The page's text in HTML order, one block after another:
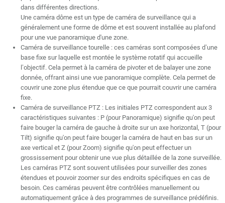
dans différentes directions.
Une caméra dôme est un type de caméra de surveillance qui a
généralement une forme de dôme et est souvent installée au plafond
pour une vue panoramique d'une zone.
Caméra de surveillance tourelle : ces caméras sont composées d’une
base fixe sur laquelle est montée le système rotatif qui accueille
l’objectif. Cela permet à la caméra de pivoter et de balayer une zone
donnée, offrant ainsi une vue panoramique complète. Cela permet de
couvrir une zone plus étendue que ce que pourrait couvrir une caméra
fixe.
Caméra de surveillance PTZ : Les initiales PTZ correspondent aux 3
caractéristiques suivantes : P (pour Panoramique) signifie qu'on peut
faire bouger la caméra de gauche à droite sur un axe horizontal, T (pour
Tilt) signifie qu'on peut faire bouger la caméra de haut en bas sur un
axe vertical et Z (pour Zoom) signifie qu'on peut effectuer un
grossissement pour obtenir une vue plus détaillée de la zone surveillée.
Les caméras PTZ sont souvent utilisées pour surveiller des zones
étendues et pouvoir zoomer sur des endroits spécifiques en cas de
besoin. Ces caméras peuvent être contrôlées manuellement ou
automatiquement grâce à des programmes de surveillance prédéfinis.